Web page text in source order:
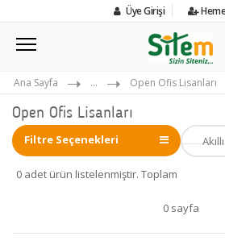
Üye Girişi
Ana Sayfa ... Open Ofis Lisanları
Open Ofis Lisanları
Filtre Seçenekleri
0 adet ürün listelenmiştir. Toplam
0 sayfa